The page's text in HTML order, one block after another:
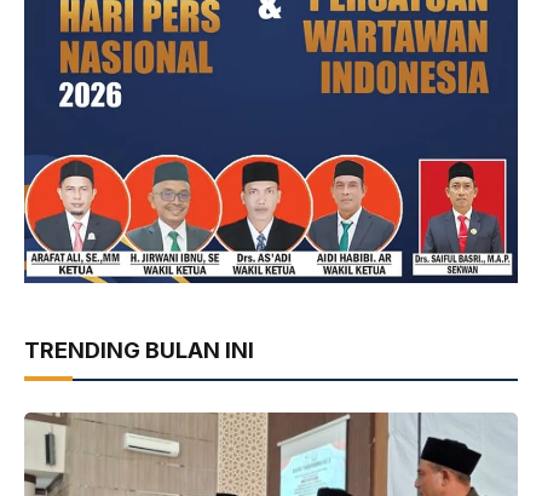
TRENDING BULAN INI